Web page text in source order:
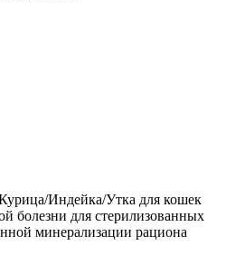
Индейка/Утка для кошек
болезни для стерилизованных
минерализации рациона